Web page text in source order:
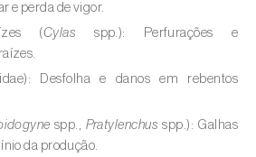
cacao
spp.
(Saccharum spp.)
e perda de vigor.
(Cylas spp.): Perfurações e
Desfolha e danos em rebentos
spp., Pratylenchus spp.): Galhas
da produção.